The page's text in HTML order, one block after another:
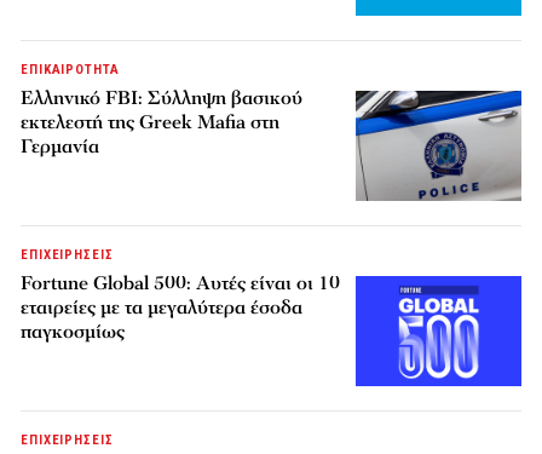
ΕΠΙΚΑΙΡΟΤΗΤΑ
Ελληνικό FBI: Σύλληψη βασικού
εκτελεστή της Greek Mafia στη
Γερμανία
ΕΠΙΧΕΙΡΗΣΕΙΣ
Fortune Global 500: Αυτές είναι οι 10
εταιρείες με τα μεγαλύτερα έσοδα
παγκοσμίως
ΕΠΙΧΕΙΡΗΣΕΙΣ